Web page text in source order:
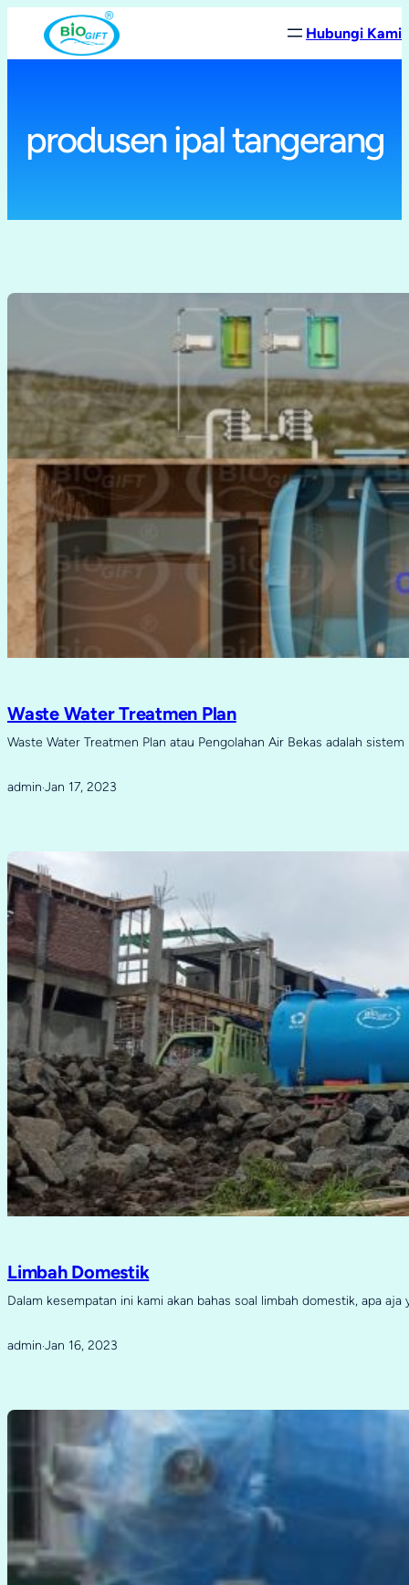
konten
Hubungi Kami
produsen ipal tangerang
Waste Water Treatmen Plan
Waste Water Treatmen Plan atau Pengolahan Air Bekas adalah
admin·Jan 17, 2023
Limbah Domestik
Dalam kesempatan ini kami akan bahas soal limbah domestik, apa aja
admin·Jan 16, 2023